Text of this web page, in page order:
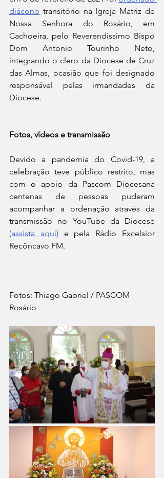
diácono transitório na Igreja Matriz de
Nossa Senhora do Rosário, em
Cachoeira, pelo Reverendíssimo Bispo
Dom Antonio Tourinho Neto,
integrando o clero da Diocese de Cruz
das Almas, ocasião que foi designado
responsável pelas irmandades da
Diocese.
Fotos, vídeos e transmissão
Devido a pandemia do Covid-19, a
celebração teve público restrito, mas
com o apoio da Pascom Diocesana
centenas de pessoas puderam
acompanhar a ordenação através da
(assista aqui) e pela Rádio Excelsior
Recôncavo FM.
Fotos: Thiago Gabriel / PASCOM
Rosário